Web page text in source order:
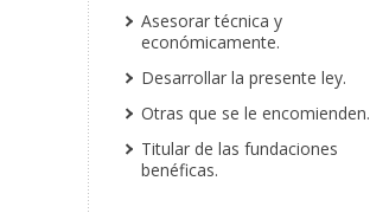
Asesorar técnica y
económicamente.
Desarrollar la presente ley.
Otras que se le encomienden.
Titular de las fundaciones
benéficas.